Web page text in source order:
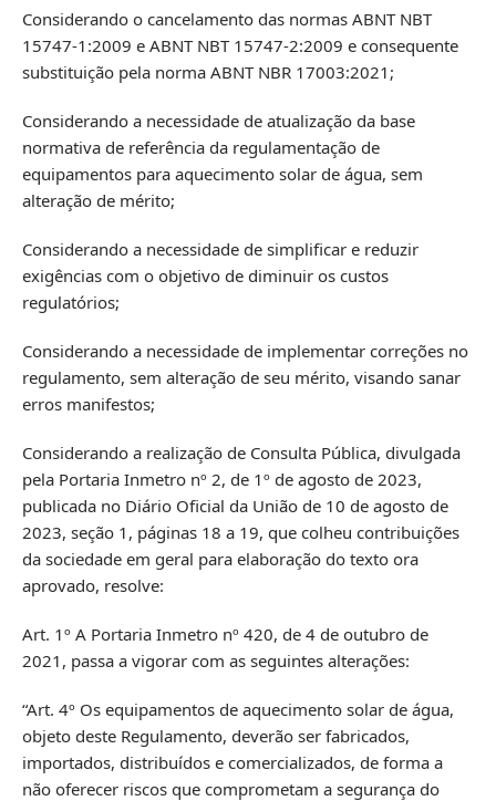
Considerando o cancelamento das normas ABNT NBT
15747-1:2009 e ABNT NBT 15747-2:2009 e consequente
substituição pela norma ABNT NBR 17003:2021;
Considerando a necessidade de atualização da base
normativa de referência da regulamentação de
equipamentos para aquecimento solar de água, sem
alteração de mérito;
Considerando a necessidade de simplificar e reduzir
exigências com o objetivo de diminuir os custos
regulatórios;
Considerando a necessidade de implementar correções no
regulamento, sem alteração de seu mérito, visando sanar
erros manifestos;
Considerando a realização de Consulta Pública, divulgada
pela Portaria Inmetro nº 2, de 1º de agosto de 2023,
publicada no Diário Oficial da União de 10 de agosto de
2023, seção 1, páginas 18 a 19, que colheu contribuições
da sociedade em geral para elaboração do texto ora
aprovado, resolve:
Art. 1º A Portaria Inmetro nº 420, de 4 de outubro de
2021, passa a vigorar com as seguintes alterações:
“Art. 4º Os equipamentos de aquecimento solar de água,
objeto deste Regulamento, deverão ser fabricados,
importados, distribuídos e comercializados, de forma a
não oferecer riscos que comprometam a segurança do